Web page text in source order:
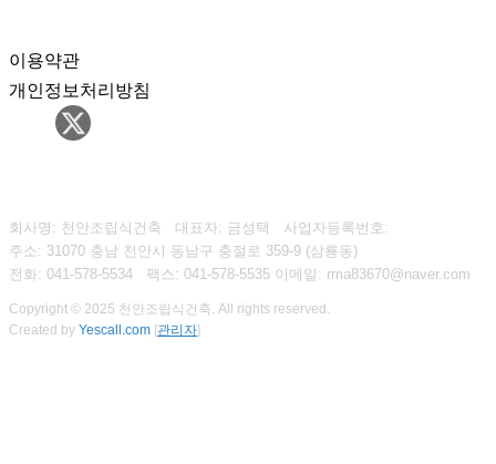
이용약관
개인정보처리방침
회사명: 천안조립식건축 대표자: 금성택 사업자등록번호:
주소: 31070 충남 천안시 동남구 충절로 359-9 (삼룡동)
전화: 041-578-5534
팩스: 041-578-5535 이메일: rma83670@naver.com
Copyright © 2025 천안조립식건축. All rights reserved.
Created by Yescall.com [관리자]